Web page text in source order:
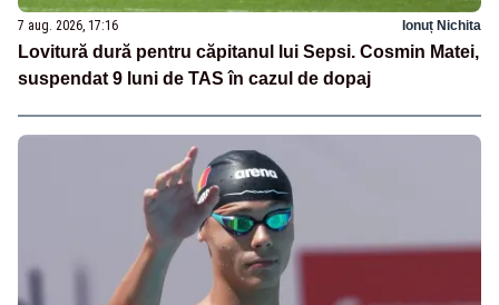
7 aug. 2026, 17:16 Ionuț Nichita
Lovitură dură pentru căpitanul lui Sepsi. Cosmin Matei,
suspendat 9 luni de TAS în cazul de dopaj